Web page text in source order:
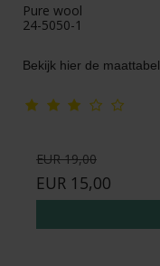
Pure wool
24-5050-1
Bekijk hier de maattabel
EUR 19,00
EUR 15,00